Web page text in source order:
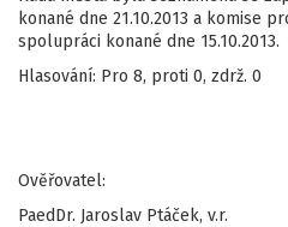
konané dne 21.10.2013 a komise
spolupráci konané dne 15.10.2013.
Hlasování: Pro 8, proti 0, zdrž. 0
Ověřovatel:
PaedDr. Jaroslav Ptáček, v.r.